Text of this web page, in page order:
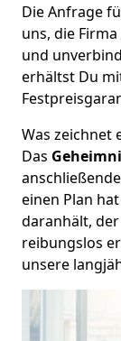
Die Anfrage
uns, die
und
erhältst Du
Was zeichnet
Das
einen Plan
daranhält,
reibungslos
unsere